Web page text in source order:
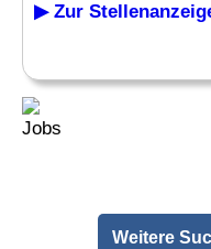
▶ Zur
Weitere